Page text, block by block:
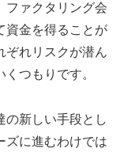
ファクタリング会
資金を得ることが
ぞれリスクが潜ん
つもりです。
の新しい手段とし
ズに進むわけでは